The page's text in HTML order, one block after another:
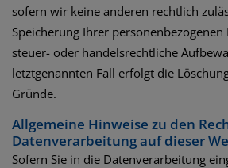
sofern wir keine anderen rechtlich
Speicherung Ihrer personenbezogenen
steuer- oder handelsrechtliche
letztgenannten Fall erfolgt die
Gründe.
Allgemeine Hinweise zu den
Datenverarbeitung auf dieser
Sofern Sie in die Datenverarbeitung